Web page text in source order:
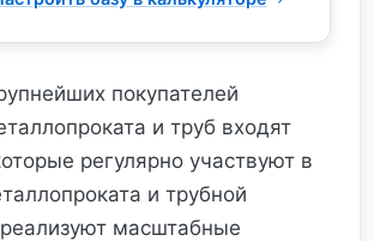
покупателей
и труб входят
регулярно участвуют в
и трубной
масштабные